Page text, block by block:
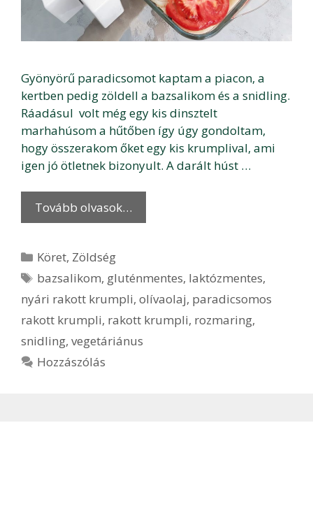
Gyönyörű paradicsomot kaptam a piacon, a
kertben pedig zöldell a bazsalikom és a snidling.
Ráadásul volt még egy kis dinsztelt
marhahúsom a hűtőben így úgy gondoltam,
hogy összerakom őket egy kis krumplival, ami
igen jó ötletnek bizonyult. A darált húst …
Tovább olvasok…
Kategória
Köret, Zöldség
Címkék
bazsalikom, gluténmentes, laktózmentes,
nyári rakott krumpli, olívaolaj, paradicsomos
rakott krumpli, rakott krumpli, rozmaring,
snidling, vegetáriánus
Hozzászólás